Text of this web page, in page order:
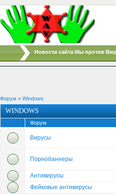
/ Новости сайта Мы против
Форум » Windows
WINDOWS
Форум
Вирусы
Порнобаннеры
Антивирусы
Фейковые антивирусы